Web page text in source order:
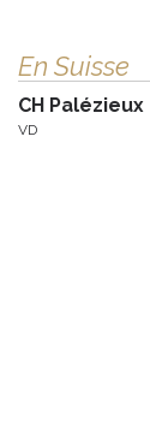
En Suisse
CH Palézieux
VD